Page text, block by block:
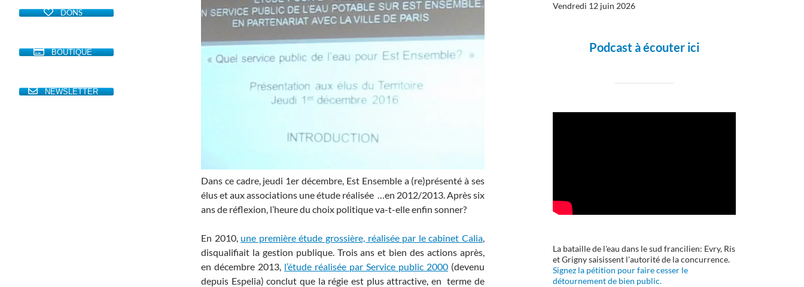
Dans ce cadre, jeudi 1er décembre, Est Ensemble a (re)présenté à ses
élus et aux associations une étude réalisée …en 2012/2013. Après six
ans de réflexion, l’heure du choix politique va-t-elle enfin sonner?
En 2010, une première étude grossière, réalisée par le cabinet Calia
disqualifiait la gestion publique. Trois ans et bien des actions après,
en décembre 2013, l’étude réalisée par Service public 2000 (devenu
depuis Espelia) conclut que la régie est plus attractive, en terme de
Vendredi 12 juin 2026
Podcast à écouter ici
La bataille de l'eau dans le sud francilien: Evry, Ris
et Grigny saisissent l'autorité de la concurrence.
Signez la pétition pour faire cesser le
détournement de bien public.
DONS
BOUTIQUE
NEWSLETTER